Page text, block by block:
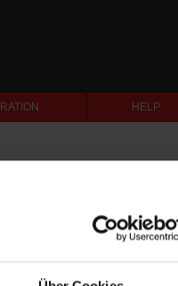
HELP